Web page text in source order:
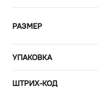
РАЗМЕР
УПАКОВКА
ШТРИХ-КОД